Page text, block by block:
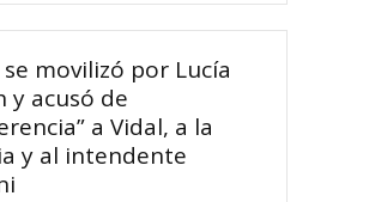
movilizó por Lucía
y acusó de
a Vidal, a la
y al intendente